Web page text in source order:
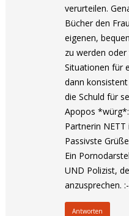
verurteilen.
Bücher den
eigenen,
zu werden
Situationen für
dann
die Schuld für
Apopos
Partnerin NETT
Passivste Grüße
Ein
UND Polizist,
anzusprechen.
Antworten